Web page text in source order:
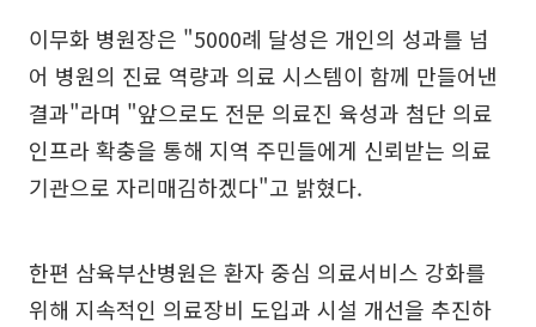
이무화 병원장은 "5000례 달성은 개인의 성과를 넘
어 병원의 진료 역량과 의료 시스템이 함께 만들어낸
결과"라며 "앞으로도 전문 의료진 육성과 첨단 의료
인프라 확충을 통해 지역 주민들에게 신뢰받는 의료
기관으로 자리매김하겠다"고 밝혔다.
한편 삼육부산병원은 환자 중심 의료서비스 강화를
위해 지속적인 의료장비 도입과 시설 개선을 추진하